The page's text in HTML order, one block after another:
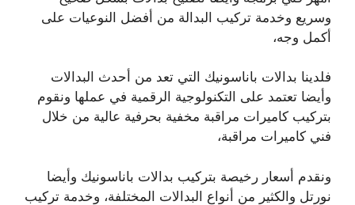
وسريع وخدمة تركيب البدالة من أفضل النوعيات على
أكمل وجه،
فلدينا بدالات باناسونيك التي تعد من أحدث البدالات
وأيضا تعتمد على التكنولوجية الرقمية في عملها ونقوم
بتركيب كاميرات مراقبة مخفية بحرفية عالية من خلال
فني كاميرات مراقبة،
ونقدم أسعار رخيصة بتركيب بدالات باناسونيك وأيضا
نورتل والكثير من أنواع البدالات المختلفة، وخدمة تركيب